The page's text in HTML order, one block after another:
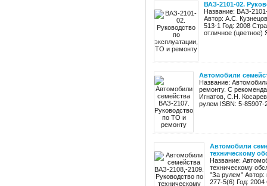
ВАЗ-2101-02.
Название: ВАЗ-
Автор: А.С.
513-1 Год: 2008
отличное
Автомобили
Название:
ремонту. С
Игнатов, С.Н.
рулем ISBN: 5-85907-
Автомобили
техническому
Название:
техническому
"За рулем" Автор:
277-5(6) Год: